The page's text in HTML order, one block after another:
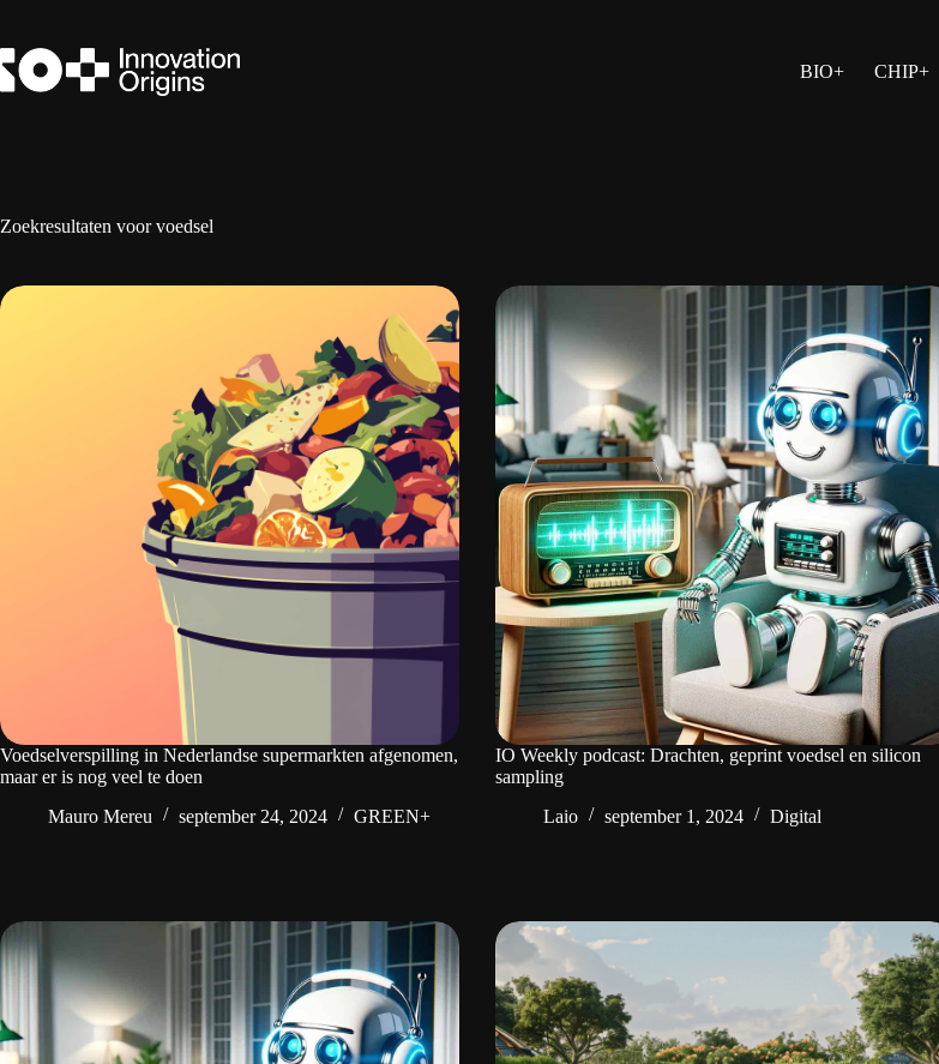
de
inhoud
BIO+ CHIP+
Zoekresultaten voor voedsel
Voedselverspilling in Nederlandse supermarkten afgenomen,
maar er is nog veel te doen
Mauro Mereu
september 24, 2024 GREEN+
IO Weekly podcast: Drachten, geprint voedsel en silicon
sampling
Laio
september 1, 2024 Digital